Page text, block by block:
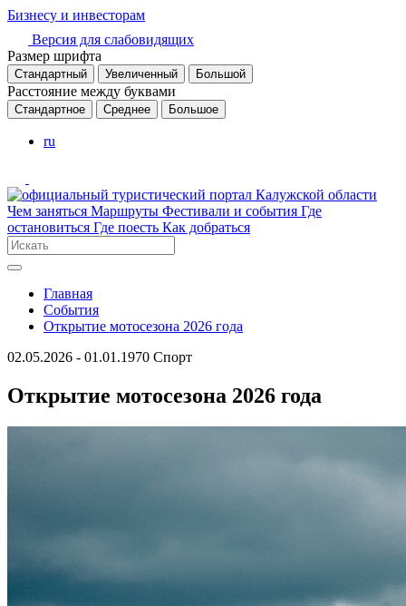
Бизнесу и инвесторам
Версия для слабовидящих
Размер шрифта
Стандартный Увеличенный Большой
Расстояние между буквами
Стандартное Среднее Большое
ru
Чем заняться Маршруты Фестивали и события Где
остановиться Где поесть Как добраться
Главная
События
Открытие мотосезона 2026 года
02.05.2026 - 01.01.1970 Спорт
Открытие мотосезона 2026 года